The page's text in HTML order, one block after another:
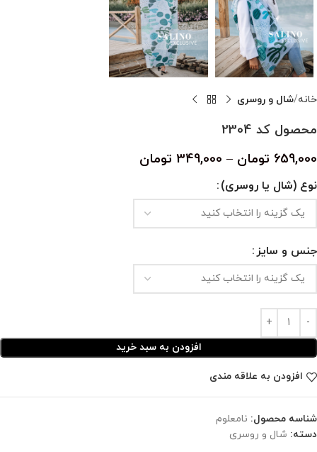
خانه شال و روسری
محصول کد 2304
659,000 تومان –
349,000 تومان
نوع (شال یا روسری)
جنس و سایز
افزودن به سبد خرید
افزودن به علاقه مندی
شناسه محصول: نامعلوم
دسته: شال و روسری